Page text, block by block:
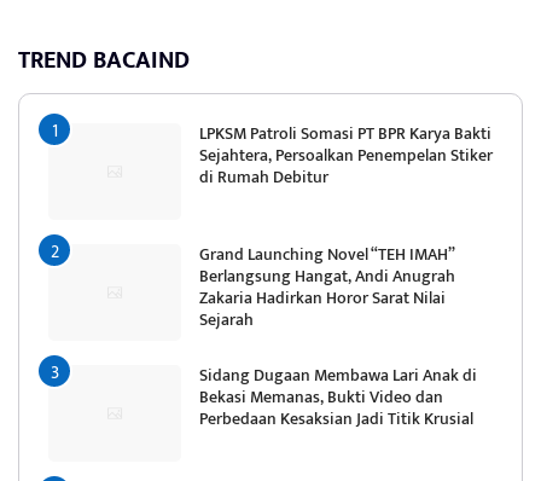
TREND BACAIND
LPKSM Patroli Somasi PT BPR Karya Bakti
Sejahtera, Persoalkan Penempelan Stiker
di Rumah Debitur
Grand Launching Novel “TEH IMAH”
Berlangsung Hangat, Andi Anugrah
Zakaria Hadirkan Horor Sarat Nilai
Sejarah
Sidang Dugaan Membawa Lari Anak di
Bekasi Memanas, Bukti Video dan
Perbedaan Kesaksian Jadi Titik Krusial